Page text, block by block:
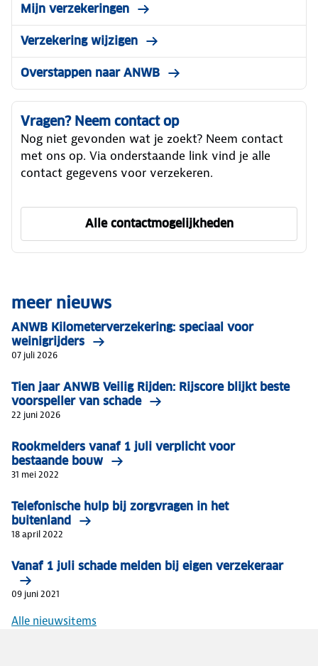
Mijn verzekeringen
Verzekering wijzigen
Overstappen naar ANWB
Vragen? Neem contact op
Nog niet gevonden wat je zoekt? Neem contact
met ons op. Via onderstaande link vind je alle
contact gegevens voor verzekeren.
Alle contactmogelijkheden
om ANWB Verzekeren te
meer nieuws
ANWB Kilometerverzekering: speciaal voor
weinigrijders
07 juli 2026
Tien jaar ANWB Veilig Rijden: Rijscore blijkt beste
voorspeller van schade
22 juni 2026
Rookmelders vanaf 1 juli verplicht voor
bestaande bouw
31 mei 2022
Telefonische hulp bij zorgvragen in het
buitenland
18 april 2022
Vanaf 1 juli schade melden bij eigen verzekeraar
09 juni 2021
Alle nieuwsitems